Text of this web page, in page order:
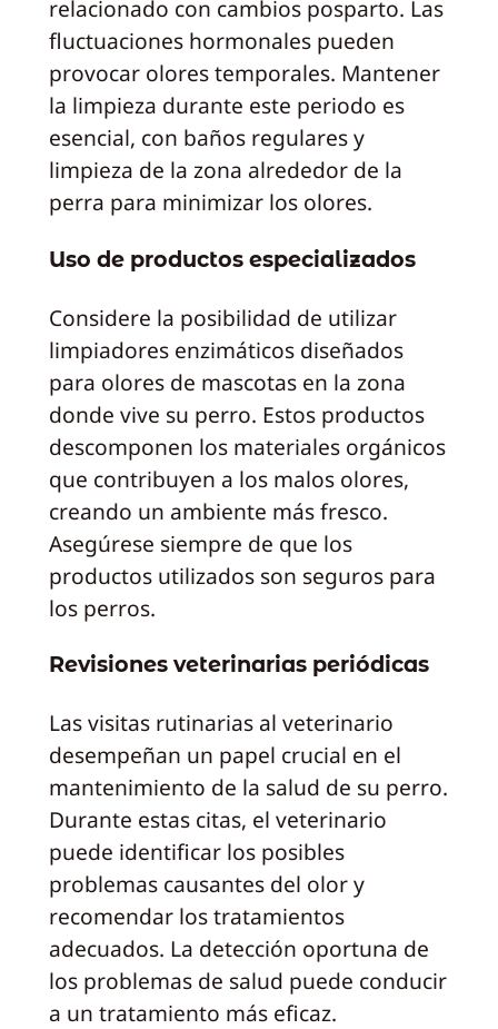
relacionado con cambios posparto. Las
fluctuaciones hormonales pueden
provocar olores temporales. Mantener
la limpieza durante este periodo es
esencial, con baños regulares y
limpieza de la zona alrededor de la
perra para minimizar los olores.
Uso de productos especializados
Considere la posibilidad de utilizar
limpiadores enzimáticos diseñados
para olores de mascotas en la zona
donde vive su perro. Estos productos
descomponen los materiales orgánicos
que contribuyen a los malos olores,
creando un ambiente más fresco.
Asegúrese siempre de que los
productos utilizados son seguros para
los perros.
Revisiones veterinarias periódicas
Las visitas rutinarias al veterinario
desempeñan un papel crucial en el
mantenimiento de la salud de su perro.
Durante estas citas, el veterinario
puede identificar los posibles
problemas causantes del olor y
recomendar los tratamientos
adecuados. La detección oportuna de
los problemas de salud puede conducir
a un tratamiento más eficaz.